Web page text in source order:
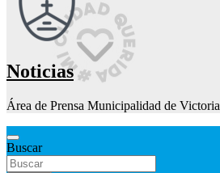
Noticias
Área de Prensa Municipalidad de Victoria
Buscar